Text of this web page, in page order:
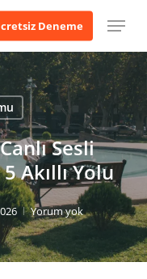
Deneme Menü
Sesli
Akıllı Yolu
Yorum yok